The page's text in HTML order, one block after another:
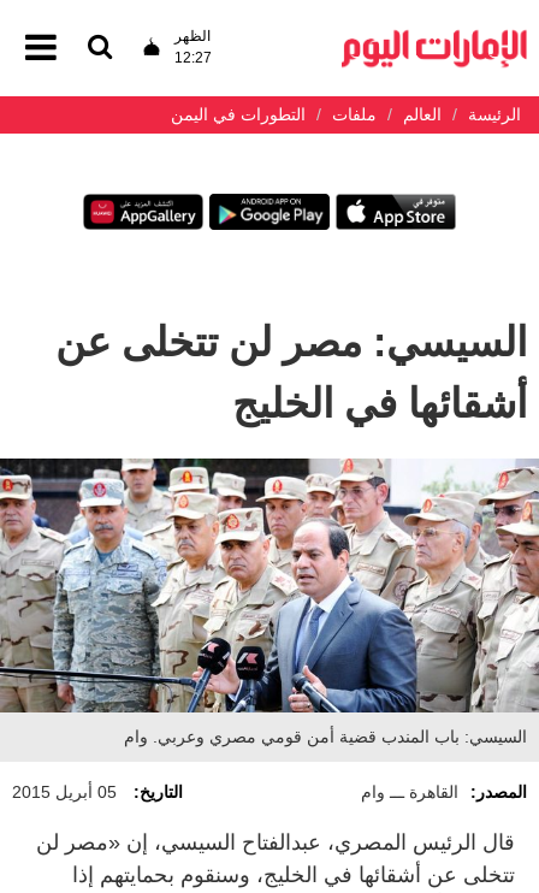
الظهر
12:27
الرئيسة العالم ملفات التطورات في اليمن
السيسي: مصر لن تتخلى عن
أشقائها في الخليج
السيسي: باب المندب قضية أمن قومي مصري وعربي. وام
المصدر: القاهرة ـــ وام التاريخ: 05 أبريل 2015
قال الرئيس المصري، عبدالفتاح السيسي، إن «مصر لن
تتخلى عن أشقائها في الخليج، وسنقوم بحمايتهم إذا